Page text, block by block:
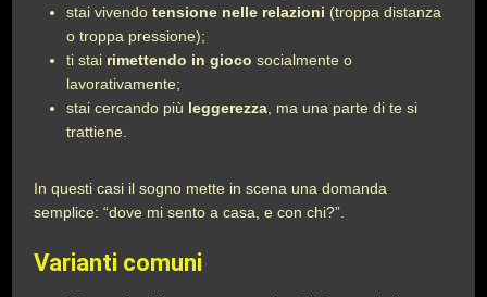
stai vivendotensione nelle relazioni (troppa distanza
o troppa pressione);
ti stai rimettendo in gioco socialmente o
lavorativamente;
stai cercando più leggerezza , ma una parte di te si
trattiene.
In questi casi il sogno mette in scena una domanda
semplice: “dove mi sento a casa, e con chi?”.
Varianti comuni